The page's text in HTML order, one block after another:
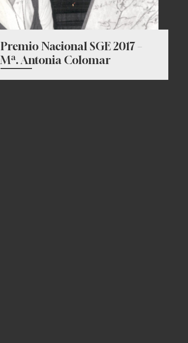
Premio Nacional SGE 2017 –
Mª. Antonia Colomar